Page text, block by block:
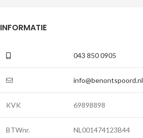
INFORMATIE
043 850 0905
info@benontspoord.nl
KVK 69898898
BTWnr. NL001474123B44